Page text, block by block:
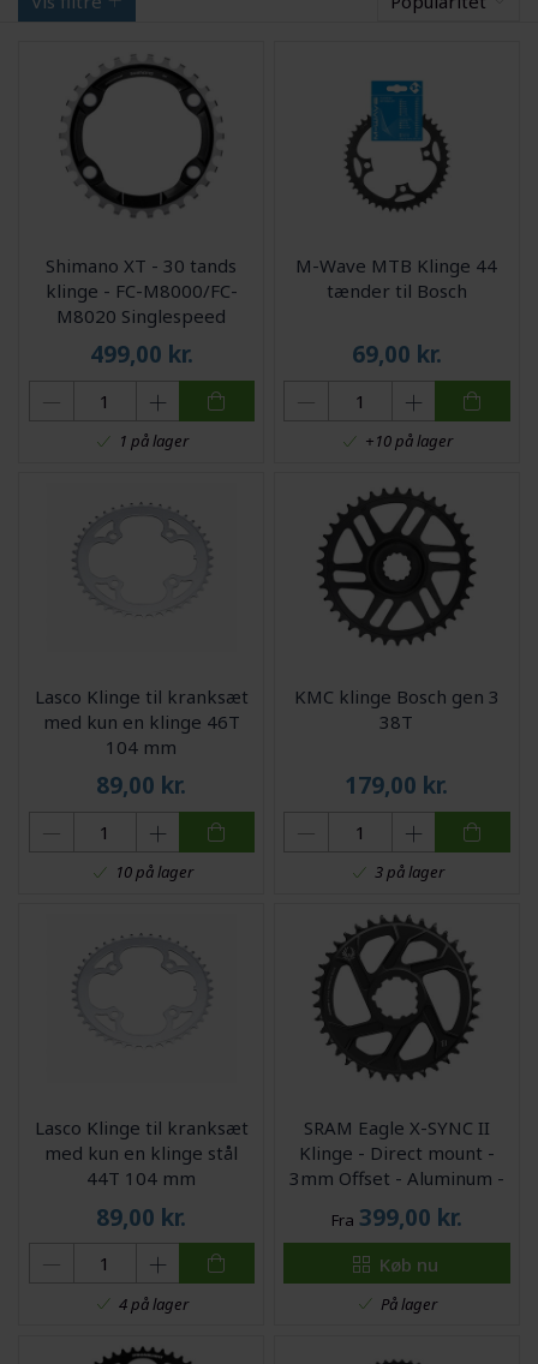
Shimano XT - 30 tands
klinge - FC-M8000/FC-
M8020 Singlespeed
499,00 kr.
1 på lager
M-Wave MTB Klinge 44
tænder til Bosch
69,00 kr.
+10 på lager
Lasco Klinge til kranksæt
med kun en klinge 46T
104 mm
89,00 kr.
10 på lager
KMC klinge Bosch gen 3
38T
179,00 kr.
3 på lager
Lasco Klinge til kranksæt
med kun en klinge stål
44T 104 mm
89,00 kr.
4 på lager
SRAM Eagle X-SYNC II
Klinge - Direct mount -
3mm Offset - Aluminum -
Sort
Fra 399,00 kr.
Køb nu
På lager